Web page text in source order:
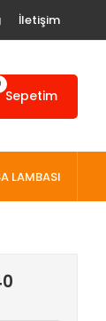
İletişim
Sepetim
LAMBASI